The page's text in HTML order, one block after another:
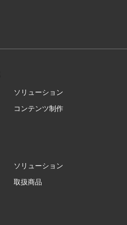
ソリューション
コンテンツ制作
ソリューション
取扱商品